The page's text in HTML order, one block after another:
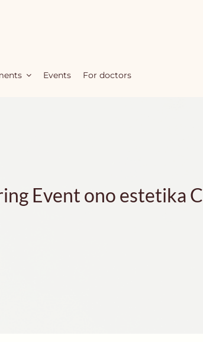
Events For doctors
Event ono estetika